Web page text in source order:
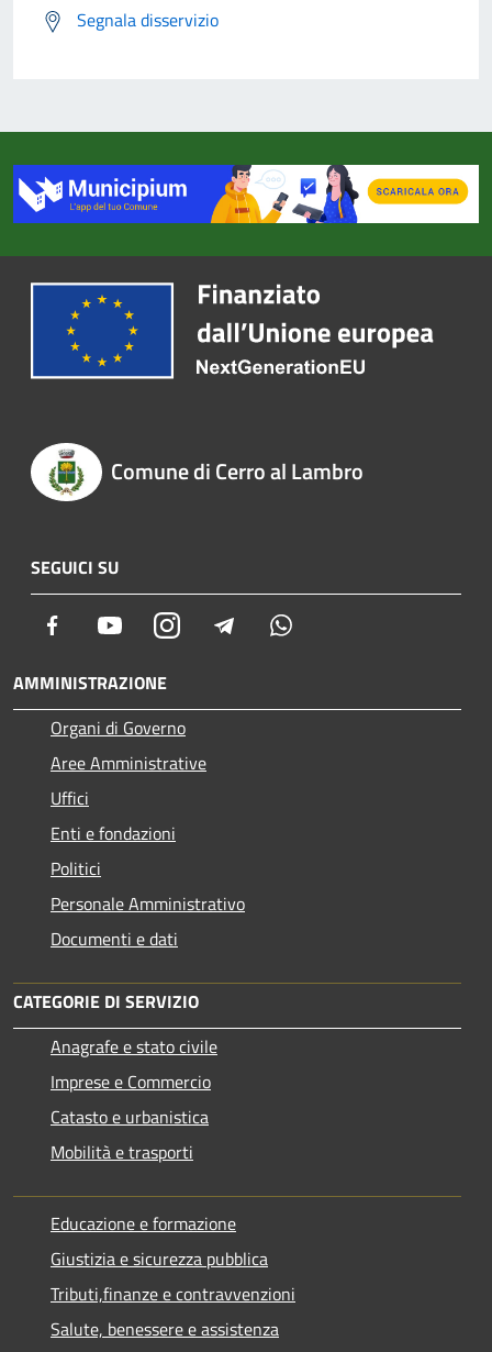
Segnala disservizio
Comune di Cerro al Lambro
SEGUICI SU
Facebook YoutubeInstagram Telegram
AMMINISTRAZIONE
Organi di Governo
Aree Amministrative
Uffici
Enti e fondazioni
Politici
Personale Amministrativo
Documenti e dati
CATEGORIE DI SERVIZIO
Anagrafe e stato civile
Imprese e Commercio
Catasto e urbanistica
Mobilità e trasporti
Educazione e formazione
Giustizia e sicurezza pubblica
Tributi,finanze e contravvenzioni
Salute, benessere e assistenza